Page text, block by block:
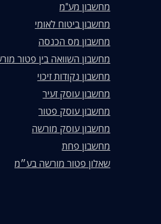
מחשבון מע"מ
מחשבון ביטוח לאומי
מחשבון מס הכנסה
מחשבון השוואה בין פטור
מחשבון נקודות זיכוי
מחשבון עוסק זעיר
מחשבון עוסק פטור
מחשבון עוסק מורשה
מחשבון פחת
שאלון פטור מורשה בע״מ